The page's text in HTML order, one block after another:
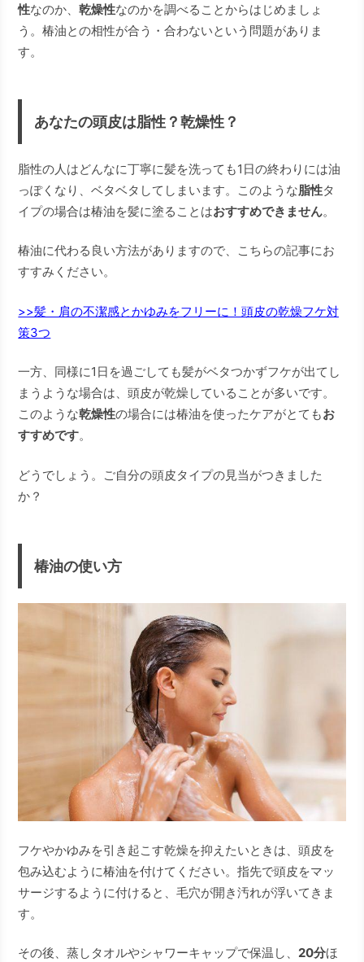
性なのか、乾燥性なのかを調べることからはじめましょ
う。椿油との相性が合う・合わないという問題がありま
す。
あなたの頭皮は脂性？乾燥性？
脂性の人はどんなに丁寧に髪を洗っても1日の終わりには油
っぽくなり、ベタベタしてしまいます。このような脂性タ
イプの場合は椿油を髪に塗ることはおすすめできません。
椿油に代わる良い方法がありますので、こちらの記事にお
すすみください。
>>髪・肩の不潔感とかゆみをフリーに！頭皮の乾燥フケ対
策3つ
一方、同様に1日を過ごしても髪がベタつかずフケが出てし
まうような場合は、頭皮が乾燥していることが多いです。
このような乾燥性の場合には椿油を使ったケアがとてもお
すすめです。
どうでしょう。ご自分の頭皮タイプの見当がつきました
か？
椿油の使い方
フケやかゆみを引き起こす乾燥を抑えたいときは、頭皮を
包み込むように椿油を付けてください。指先で頭皮をマッ
サージするように付けると、毛穴が開き汚れが浮いてきま
す。
その後、蒸しタオルやシャワーキャップで保温し、 20分ほ